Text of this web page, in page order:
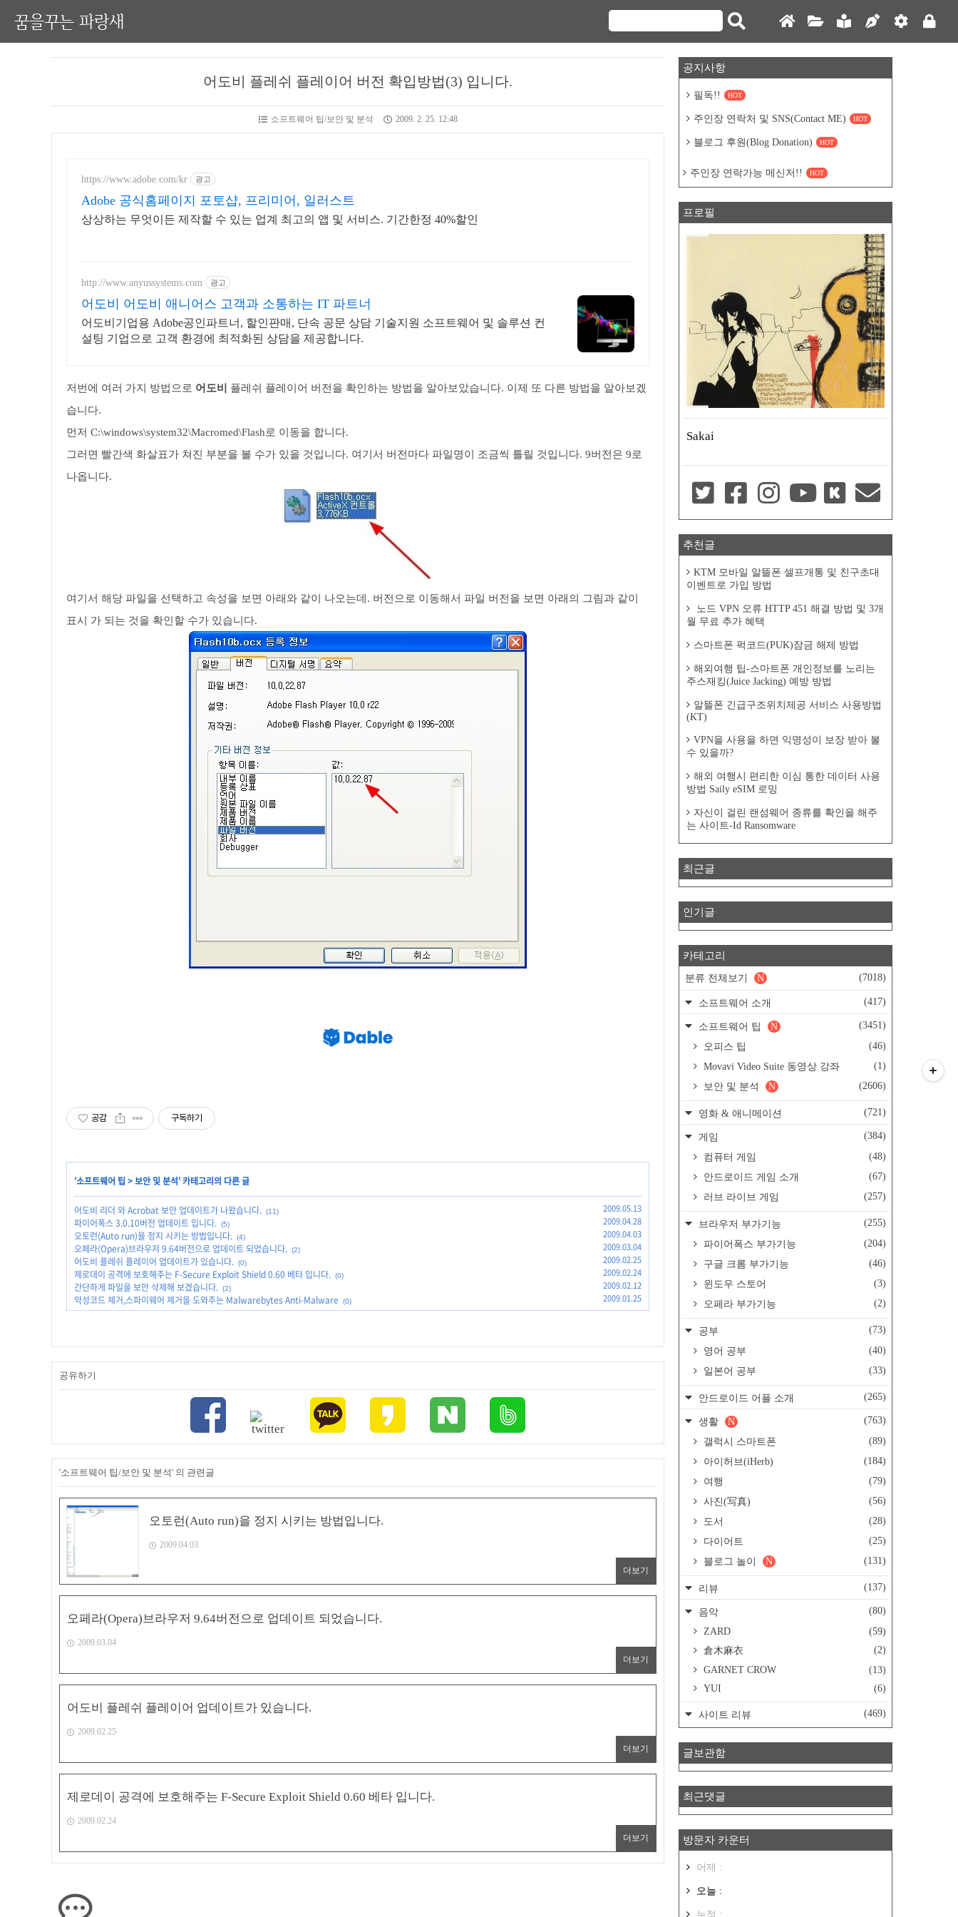
꿈을꾸는 파랑새
어도비 플레쉬 플레이어 버전 확입방법(3) 입니다.
소프트웨어 팁/보안 및 분석 2009. 2. 25. 12:48
https://www.adobe.com/kr 광고
Adobe 공식홈페이지 포토샵, 프리미어, 일러스트
상상하는 무엇이든 제작할 수 있는 업계 최고의 앱 및 서비스. 기간한정 40%할인
http://www.anyussystems.com 광고
어도비 어도비 애니어스 고객과 소통하는 IT 파트너
어도비기업용 Adobe공인파트너, 할인판매, 단속 공문 상담 기술지원 소프트웨어 및 솔루션 컨
설팅 기업으로 고객 환경에 최적화된 상담을 제공합니다.
저번에 여러 가지 방법으로 어도비
플레쉬 플레이어 버전을 확인하는 방법을 알아보았습니다. 이제 또 다른 방법을 알아보겠
습니다.
먼저 C:\windows\system32\Macromed\Flash로 이동을 합니다.
그러면 빨간색 화살표가 쳐진 부분을 볼 수가 있을 것입니다. 여기서 버전마다 파일명이 조금씩 틀릴 것입니다. 9버전은 9로
나옵니다.
여기서 해당 파일을 선택하고 속성을 보면 아래와 같이 나오는데. 버전으로 이동해서 파일 버전을 보면 아래의 그림과 같이
표시 가 되는 것을 확인할 수가 있습니다.
공감 구독하기
'소프트웨어 팁 >보안 및 분석' 카테고리의 다른 글
어도비 리더 와 Acrobat 보안 업데이트가 나왔습니다. (11) 2009.05.13
파이어폭스 3.0.10버전 업데이트 입니다. (5) 2009.04.28
오토런(Auto run)을 정지 시키는 방법입니다. (4) 2009.04.03
오페라(Opera)브라우저 9.64버전으로 업데이트 되었습니다. (2) 2009.03.04
어도비 플레쉬 플레이어 업데이트가 있습니다. (0) 2009.02.25
제로데이 공격에 보호해주는 F-Secure Exploit Shield 0.60 베타 입니다. (0) 2009.02.24
간단하게 파일을 보안 삭제해 보겠습니다. (2) 2009.02.12
악성코드 제거,스파이웨어 제거을 도와주는 Malwarebytes Anti-Malware (0) 2009.01.25
공유하기
'소프트웨어 팁/보안 및 분석' 의 관련글
오토런(Auto run)을 정지 시키는 방법입니다.
2009.04.03
더보기
오페라(Opera)브라우저 9.64버전으로 업데이트 되었습니다.
2009.03.04
더보기
어도비 플레쉬 플레이어 업데이트가 있습니다.
2009.02.25
더보기
제로데이 공격에 보호해주는 F-Secure Exploit Shield 0.60 베타 입니다.
2009.02.24
더보기
공지사항
필독!! HOT
주인장 연락처 및 SNS(Contact ME) HOT
블로그 후원(Blog Donation) HOT
주인장 연락가능 메신저!! HOT
프로필
Sakai
추천글
KTM 모바일 알뜰폰 셀프개통 및 친구초대
이벤트로 가입 방법
노드 VPN 오류 HTTP 451 해결 방법 및 3개
월 무료 추가 혜택
스마트폰 퍽코드(PUK)잠금 해제 방법
해외여행 팁-스마트폰 개인정보를 노리는
주스재킹(Juice Jacking) 예방 방법
알뜰폰 긴급구조위치제공 서비스 사용방법
(KT)
VPN을 사용을 하면 익명성이 보장 받아 볼
수 있을까?
해외 여행시 편리한 이심 통한 데이터 사용
방법 Saily eSIM 로밍
자신이 걸린 랜섬웨어 종류를 확인을 해주
는 사이트-Id Ransomware
최근글
인기글
카테고리
분류 전체보기 (7018)
N
소프트웨어 소개 (417)
소프트웨어 팁 (3451)
N
오피스 팁
(46)
Movavi Video Suite 동영상 강좌
(1)
보안 및 분석
(2606)
N
영화 & 애니메이션 (721)
게임
(384)
컴퓨터 게임
(48)
안드로이드 게임 소개
(67)
러브 라이브 게임
(257)
브라우저 부가기능
(255)
파이어폭스 부가기능
(204)
구글 크롬 부가기능
(46)
윈도우 스토어
(3)
오페라 부가기능
(2)
공부
(73)
영어 공부
(40)
일본어 공부
(33)
안드로이드 어플 소개 (265)
생활 (763)
N
갤럭시 스마트폰
(89)
아이허브(iHerb)
(184)
여행
(79)
사진(写真)
(56)
도서
(28)
다이어트
(25)
블로그 놀이
(131)
N
리뷰 (137)
음악
(80)
ZARD
(59)
倉木麻衣
(2)
GARNET CROW
(13)
YUI
(6)
사이트 리뷰 (469)
글보관함
최근댓글
방문자 카운터
어제 :
오늘 :
누적 :